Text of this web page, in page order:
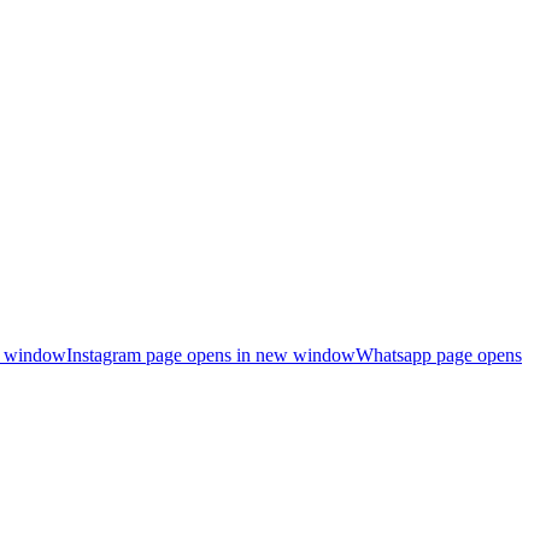
windowInstagram page opens in new windowWhatsapp page opens